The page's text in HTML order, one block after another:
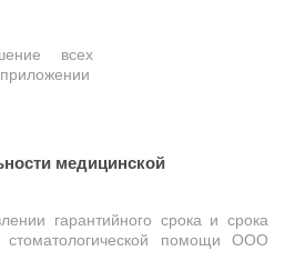
всех
медицинской
гарантийного срока и срока
помощи ООО